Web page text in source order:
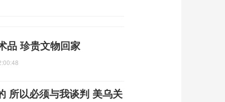
品 珍贵文物回家
所以必须与我谈判 美乌关